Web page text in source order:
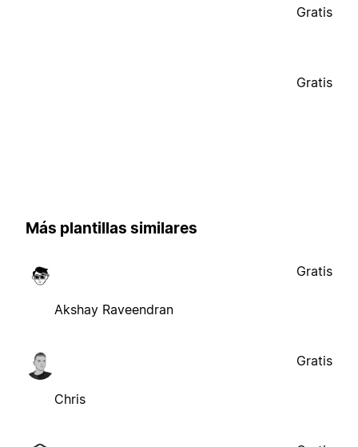
Gratis
Gratis
Más plantillas similares
Akshay Raveendran
Gratis
Chris
Gratis